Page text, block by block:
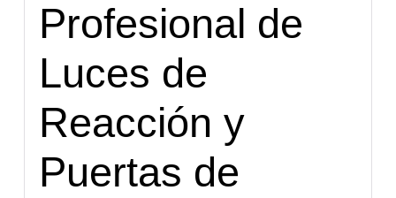
Profesional de
Luces de
Reacción y
Puertas de